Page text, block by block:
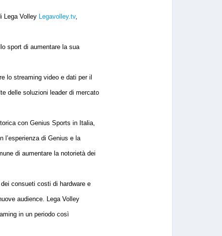
Lega Volley Legavolley.tv,
sport di aumentare la sua
lo streaming video e dati per il
delle soluzioni leader di mercato
con Genius Sports in Italia,
l’esperienza di Genius e la
di aumentare la notorietà dei
consueti costi di hardware e
audience. Lega Volley
in un periodo così